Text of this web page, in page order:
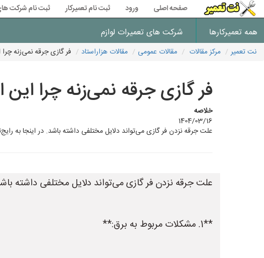
صفحه اصلی ورود ثبت نام تعمیرکار ثبت نام شرکت
همه تعمیرکارها شرکت های تعمیرات لوازم
نت تعمیر مرکز مقالات مقالات عمومی مقالات هزاراستاد فر گازی جرقه نمی‌زنه چرا
فر گازی جرقه نمی‌زنه چرا این
خلاصه
1404/03/16
علت جرقه نزدن فر گازی می‌تواند دلایل مختلفی داشته باشد. در اینجا به رایج‌ترین این دلایل و
علت جرقه نزدن فر گازی می‌تواند دلایل مختلفی داشته
**1. مشکلات مربوط به برق:**